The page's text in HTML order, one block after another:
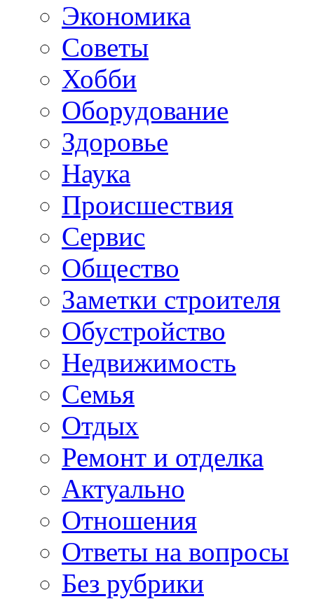
Экономика
Советы
Хобби
Oборудование
Здоровье
Наука
Происшествия
Сервис
Общество
Заметки строителя
Обустройство
Недвижимость
Семья
Отдых
Ремонт и отделка
Актуально
Отношения
Ответы на вопросы
Без рубрики